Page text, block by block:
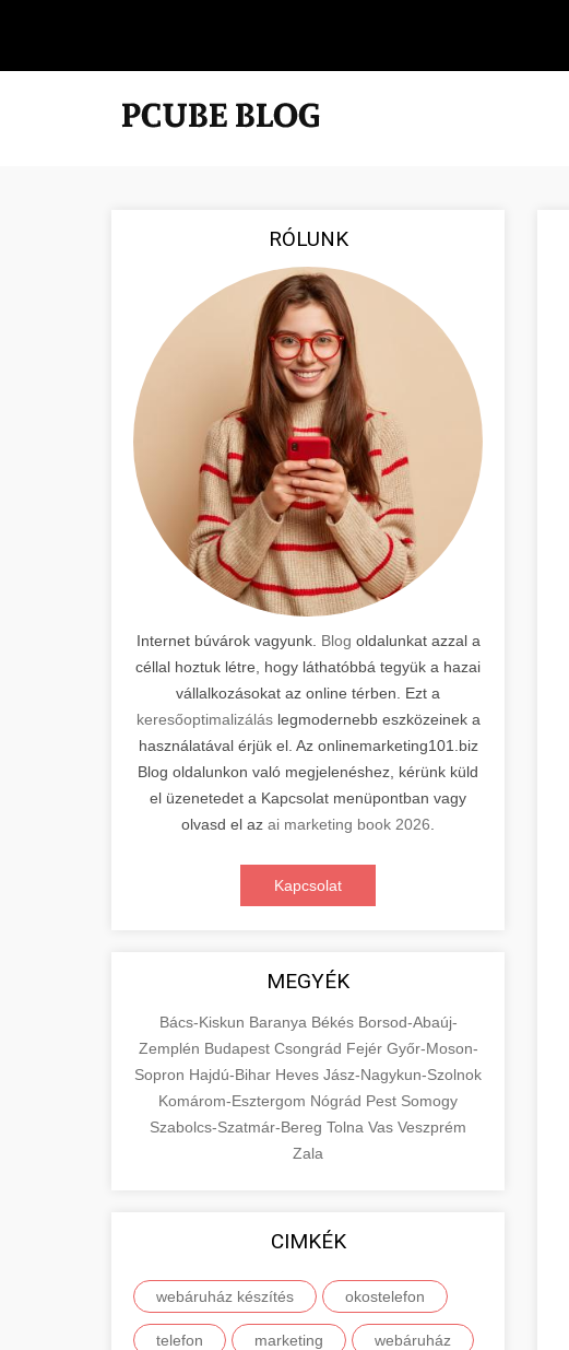
RÓLUNK
Internet búvárok vagyunk. Blog oldalunkat azzal a
céllal hoztuk létre, hogy láthatóbbá tegyük a hazai
vállalkozásokat az online térben. Ezt a
keresőoptimalizáláslegmodernebb eszközeinek a
használatával érjük el. Az onlinemarketing101.biz
Blog oldalunkon való megjelenéshez, kérünk küld
el üzenetedet a Kapcsolat menüpontban vagy
olvasd el az ai marketing book 2026
Kapcsolat
MEGYÉK
Bács-Kiskun Baranya Békés Borsod-Abaúj-
Zemplén Budapest Csongrád Fejér Győr-Moson-
Sopron Hajdú-Bihar Heves Jász-Nagykun-Szolnok
Komárom-Esztergom Nógrád Pest Somogy
Szabolcs-Szatmár-Bereg Tolna Vas Veszprém
Zala
CIMKÉK
webáruház készítés okostelefon
telefon marketing webáruház